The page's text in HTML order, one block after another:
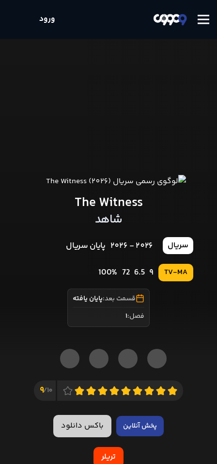
ورود
The Witness
شاهد
سریال 2026 - 2026 پایان سریال
TV-MA
9
6.5
72
100%
قسمت بعد:پایان یافته
فصل:1
10/
9
پخش آنلاین باکس دانلود
تریلر